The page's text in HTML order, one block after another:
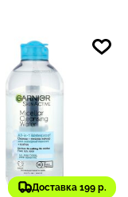
Доставка 199 р.